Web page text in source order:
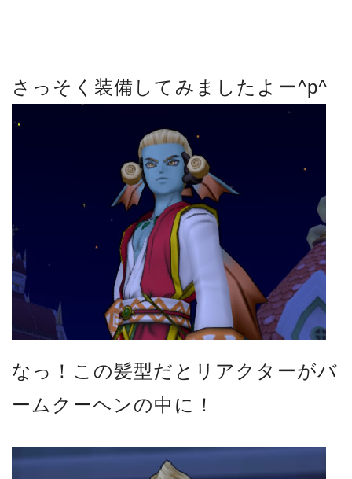
さっそく装備してみましたよー^p^
なっ！この髪型だとリアクターがバ
ームクーヘンの中に！